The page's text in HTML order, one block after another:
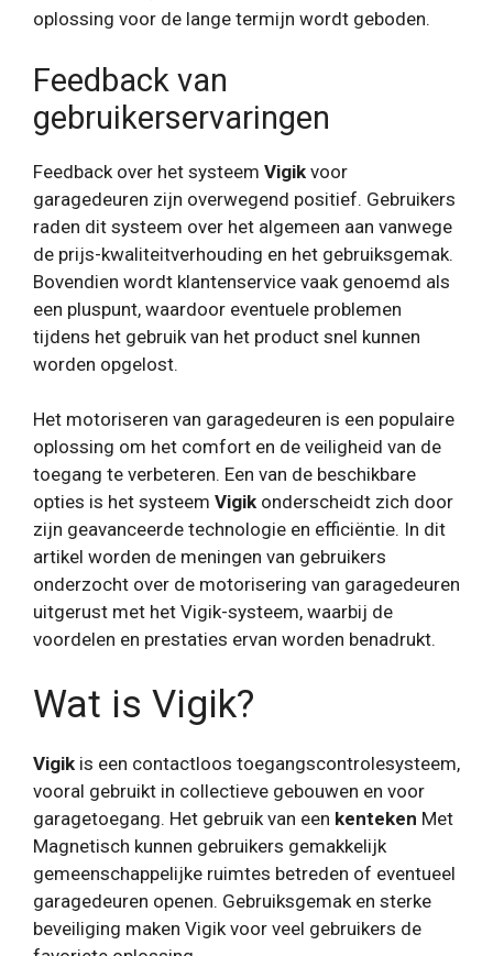
oplossing voor de lange termijn wordt geboden.
Feedback van
gebruikerservaringen
Feedback over het systeem Vigik voor
garagedeuren zijn overwegend positief. Gebruikers
raden dit systeem over het algemeen aan vanwege
de prijs-kwaliteitverhouding en het gebruiksgemak.
Bovendien wordt klantenservice vaak genoemd als
een pluspunt, waardoor eventuele problemen
tijdens het gebruik van het product snel kunnen
worden opgelost.
Het motoriseren van garagedeuren is een populaire
oplossing om het comfort en de veiligheid van de
toegang te verbeteren. Een van de beschikbare
opties is het systeem Vigik onderscheidt zich door
zijn geavanceerde technologie en efficiëntie. In dit
artikel worden de meningen van gebruikers
onderzocht over de motorisering van garagedeuren
uitgerust met het Vigik-systeem, waarbij de
voordelen en prestaties ervan worden benadrukt.
Wat is Vigik?
Vigik is een contactloos toegangscontrolesysteem,
vooral gebruikt in collectieve gebouwen en voor
garagetoegang. Het gebruik van een kenteken Met
Magnetisch kunnen gebruikers gemakkelijk
gemeenschappelijke ruimtes betreden of eventueel
garagedeuren openen. Gebruiksgemak en sterke
beveiliging maken Vigik voor veel gebruikers de